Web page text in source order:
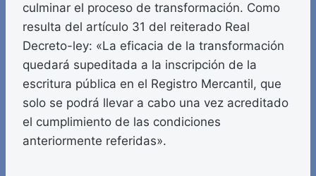
culminar el proceso de transformación. Como
resulta del artículo 31 del reiterado Real
Decreto-ley: «La eficacia de la transformación
quedará supeditada a la inscripción de la
escritura pública en el Registro Mercantil, que
solo se podrá llevar a cabo una vez acreditado
el cumplimiento de las condiciones
anteriormente referidas».